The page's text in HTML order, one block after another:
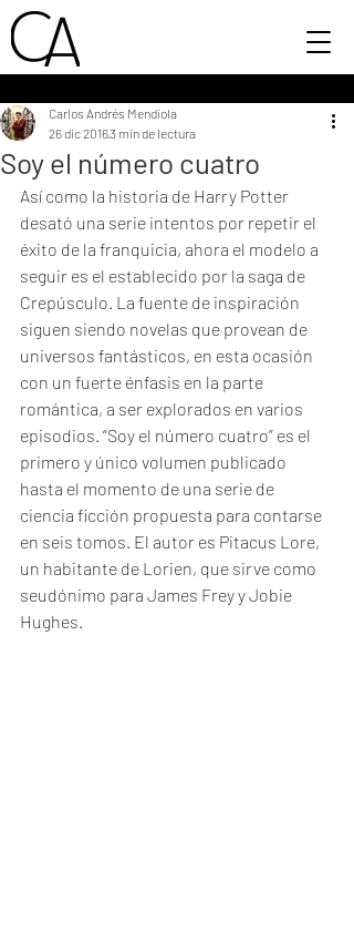
Soy el número cuatro
Carlos Andrés Mendiola
26 dic 20163 min de lectura
Así como la historia de Harry Potter
desató una serie intentos por repetir el
éxito de la franquicia, ahora el modelo a
seguir es el establecido por la saga de
Crepúsculo. La fuente de inspiración
siguen siendo novelas que provean de
universos fantásticos, en esta ocasión
con un fuerte énfasis en la parte
romántica, a ser explorados en varios
episodios. “Soy el número cuatro” es el
primero y único volumen publicado
hasta el momento de una serie de
ciencia ficción propuesta para contarse
en seis tomos. El autor es Pitacus Lore,
un habitante de Lorien, que sirve como
seudónimo para James Frey y Jobie
Hughes.